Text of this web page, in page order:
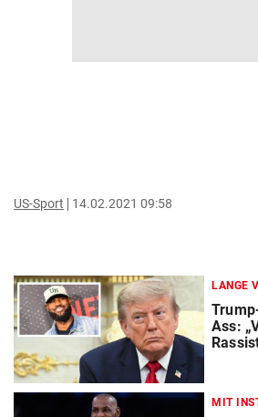
US-Sport 14.02.2021 09:58
LANGE
Ass:
MIT